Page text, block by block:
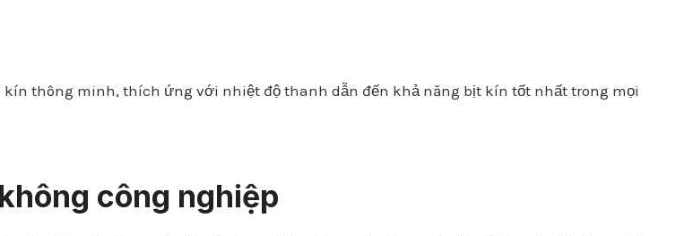
thông minh, thích ứng với nhiệt độ thanh dẫn đến khả năng bịt kín tốt nhất trong mọi
công nghiệp